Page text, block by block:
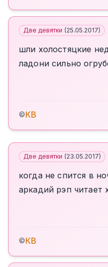
Две девятки (25.05.2017)
шли холостяцкие
ладони сильно
©КВ
Две девятки (23.05.2017)
когда не спится в
аркадий рэп читает
©КВ